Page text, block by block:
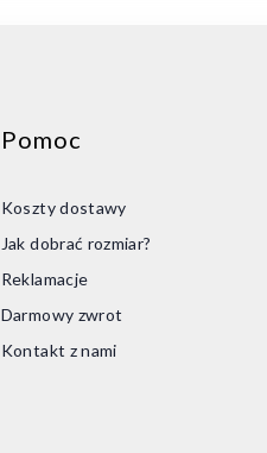
35
Pomoc
Koszty dostawy
Jak dobrać rozmiar?
Reklamacje
Darmowy zwrot
Kontakt z nami